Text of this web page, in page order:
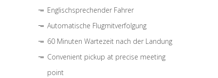
Englischsprechender Fahrer
Automatische Flugmitverfolgung
60 Minuten Wartezeit nach der Landung
Convenient pickup at precise meeting
point